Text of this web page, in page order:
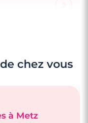
chez vous
à Metz